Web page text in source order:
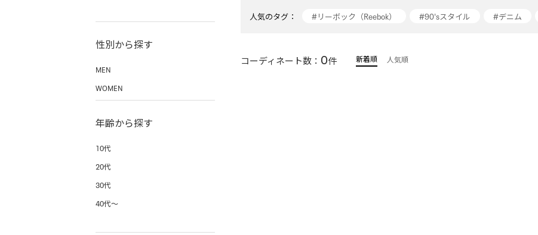
性別から探す
MEN
WOMEN
年齢から探す
10代
20代
30代
40代〜
人気のタグ： #リーボック（Reebok） #90'sスタイル #デニム
コーディネート数： 0件 新着順 人気順